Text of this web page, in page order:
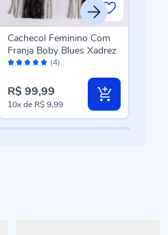
Avaliação: (4)
Cachecol Feminino Com
Franja Boby Blues Xadrez
R$ 99,99
10xde R$ 9,99